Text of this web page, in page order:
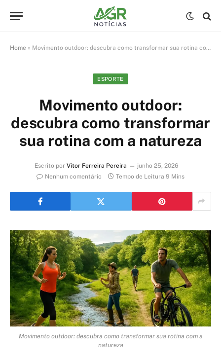
Home » Movimento outdoor: descubra como transformar sua rotina com a natureza
ESPORTE
Movimento outdoor:
descubra como transformar
sua rotina com a natureza
Escrito por Vitor Ferreira Pereira
junho 25, 2026
Nenhum comentário
Tempo de Leitura 9 Mins
Movimento outdoor: descubra como transformar sua rotina com a
natureza